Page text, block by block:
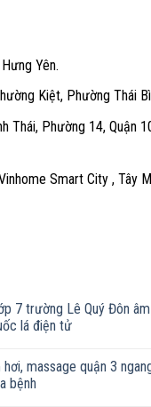
Yên.
Kiệt, Phường Thái
Thái, Phường 14, Quận
Smart City , Tây
7 trường Lê Quý Đôn
lá điện tử
massage quận 3 ngang
bệnh